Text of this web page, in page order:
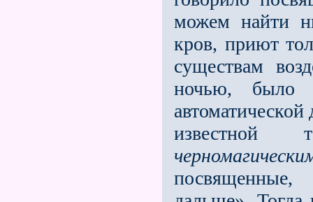
можем найти
кров, приют
существам
ночью, было
известной